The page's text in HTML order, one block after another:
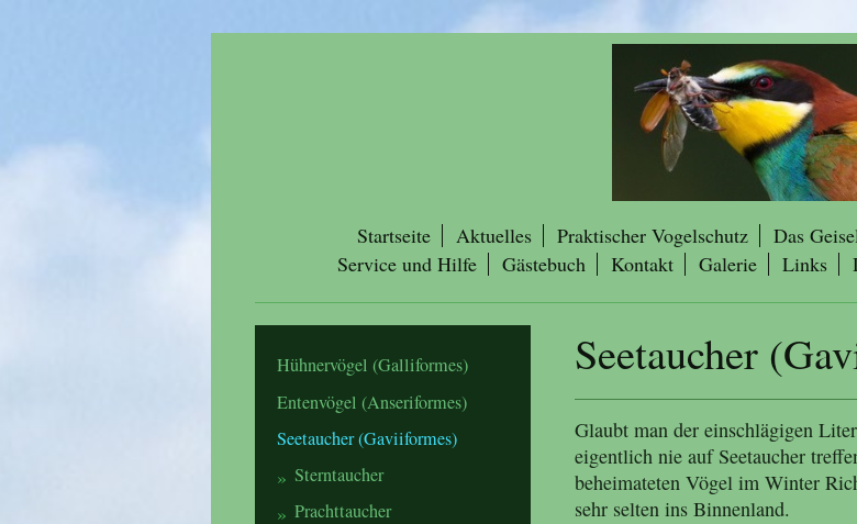
Startseite Aktuelles Praktischer Vogelschutz Das
Service und Hilfe
Gästebuch Kontakt Galerie Links
Seetaucher
Glaubt man der einschlägigen
eigentlich nie auf Seetaucher
beheimateten Vögel im Winter
sehr selten ins Binnenland.
Hühnervögel (Galliformes)
Entenvögel (Anseriformes)
Seetaucher (Gaviiformes)
Sterntaucher
Prachttaucher